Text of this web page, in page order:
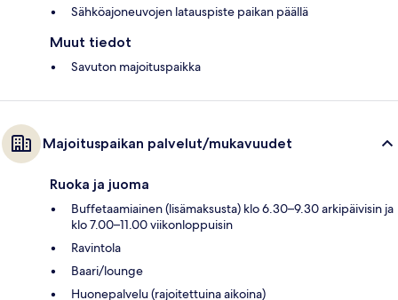
Sähköajoneuvojen latauspiste paikan päällä
Muut tiedot
Savuton majoituspaikka
Majoituspaikan palvelut/mukavuudet
Ruoka ja juoma
Buffetaamiainen (lisämaksusta) klo 6.30–9.30 arkipäivisin ja
klo 7.00–11.00 viikonloppuisin
Ravintola
Baari/lounge
Huonepalvelu (rajoitettuina aikoina)